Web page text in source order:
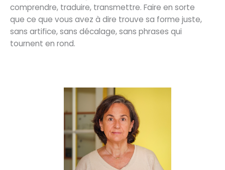
comprendre, traduire, transmettre. Faire en sorte
que ce que vous avez à dire trouve sa forme juste,
sans artifice, sans décalage, sans phrases qui
tournent en rond.